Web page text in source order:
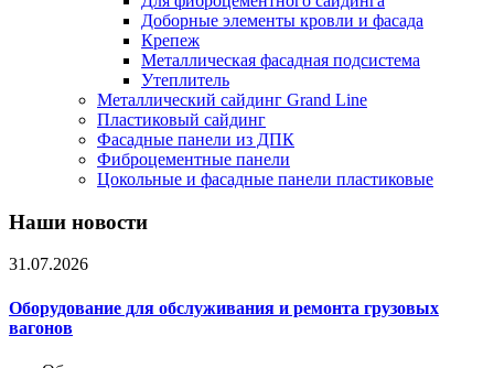
Доборные элементы кровли и фасада
Крепеж
Металлическая фасадная подсистема
Утеплитель
Металлический сайдинг Grand Line
Пластиковый сайдинг
Фасадные панели из ДПК
Фиброцементные панели
Цокольные и фасадные панели пластиковые
Наши новости
31.07.2026
Оборудование для обслуживания и ремонта грузовых
вагонов